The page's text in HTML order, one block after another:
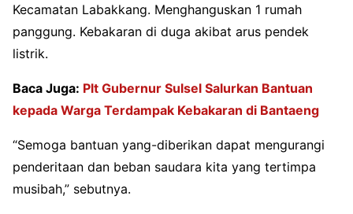
Kecamatan Labakkang. Menghanguskan 1 rumah
panggung. Kebakaran di duga akibat arus pendek
listrik.
Baca Juga: Plt Gubernur Sulsel Salurkan Bantuan
kepada Warga Terdampak Kebakaran di Bantaeng
“Semoga bantuan yang-diberikan dapat mengurangi
penderitaan dan beban saudara kita yang tertimpa
musibah,” sebutnya.